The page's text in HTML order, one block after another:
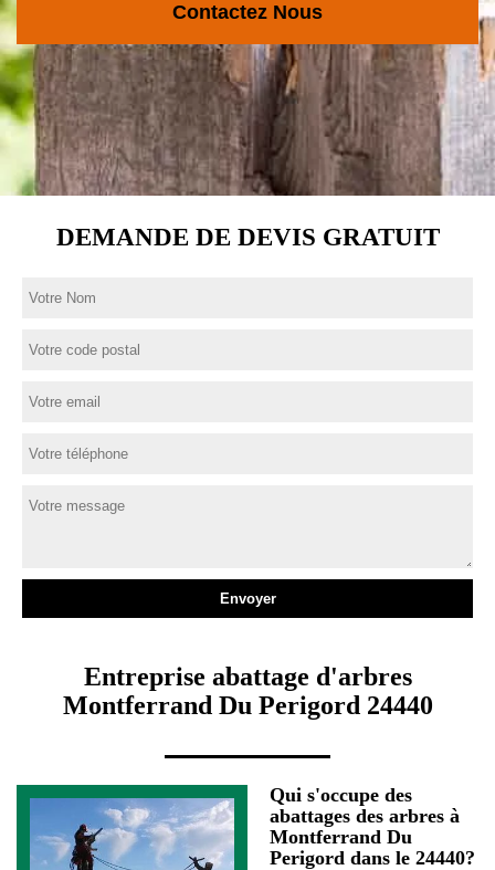
Contactez Nous
DEMANDE DE DEVIS GRATUIT
Entreprise abattage d'arbres
Montferrand Du Perigord 24440
Qui s'occupe des
abattages des arbres à
Montferrand Du
Perigord dans le 24440?